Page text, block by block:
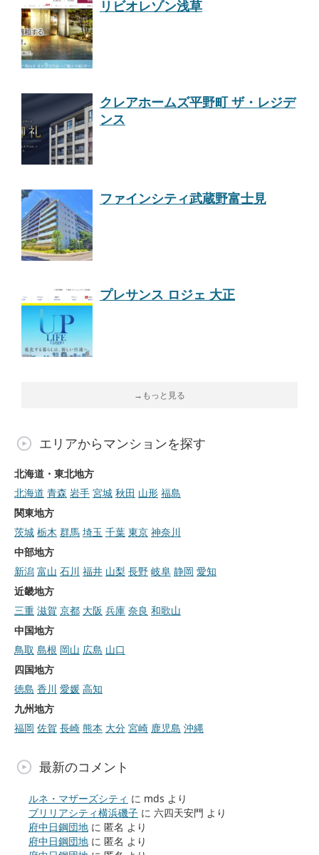
リビオレゾン浅草
クレアホームズ平野町 ザ・レジデ
ンス
ファインシティ武蔵野富士見
プレサンス ロジェ 大正
→もっと見る
エリアからマンションを探す
北海道・東北地方
北海道 青森 岩手 宮城 秋田 山形 福島
関東地方
茨城 栃木 群馬 埼玉 千葉 東京 神奈川
中部地方
新潟 富山 石川 福井 山梨 長野 岐阜 静岡 愛知
近畿地方
三重 滋賀 京都 大阪 兵庫 奈良 和歌山
中国地方
鳥取 島根 岡山 広島 山口
四国地方
徳島 香川 愛媛 高知
九州地方
福岡 佐賀 長崎 熊本 大分 宮崎 鹿児島 沖縄
最新のコメント
ルネ・マザーズシティ に mds より
ブリリアシティ横浜磯子 に 六四天安門 より
府中日鋼団地 に 匿名 より
府中日鋼団地 に 匿名 より